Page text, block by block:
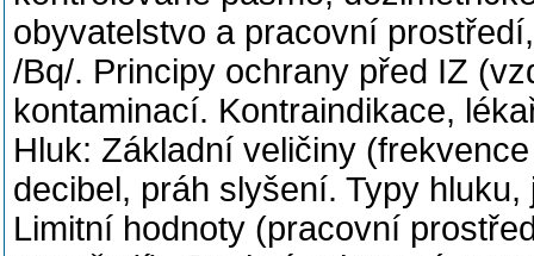
obyvatelstvo a pracovní
/Bq/. Principy ochrany před IZ
kontaminací. Kontraindikace,
Hluk: Základní veličiny
decibel, práh slyšení. Typy
Limitní hodnoty (pracovní